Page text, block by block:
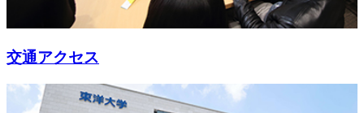
交通アクセス